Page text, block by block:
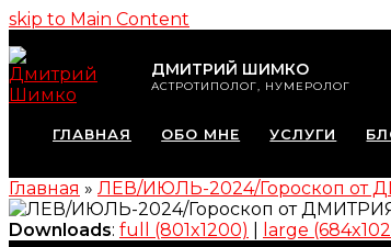
skip to Main Content
ДМИТРИЙ ШИМКО
АСТРОТИПОЛОГ, НУМЕРОЛОГ
ГЛАВНАЯ ОБО МНЕ УСЛУГИ
Главная » ЛЕВ/ИЮЛЬ-2024/Гороскоп
Downloads: full (801x1200) large